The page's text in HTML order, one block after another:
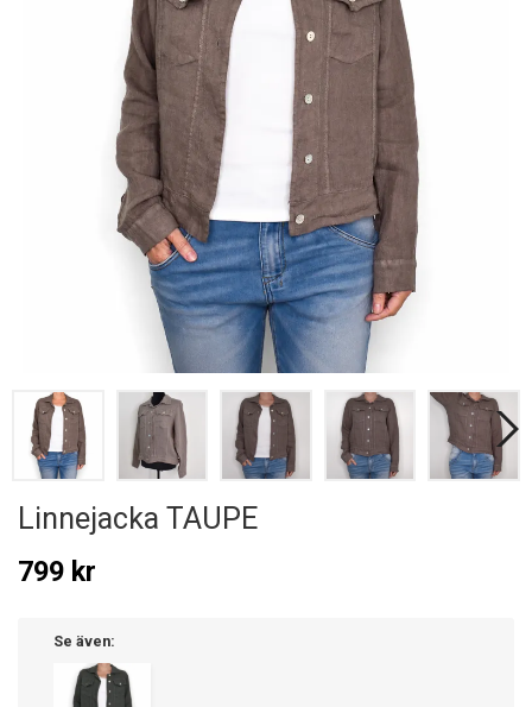
Linnejacka TAUPE
799 kr
Se även: